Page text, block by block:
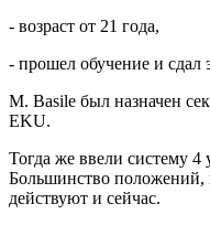
- возраст от 21 года,
- прошел обучение и сдал
М. Basile был назначен
EKU.
Тогда же ввели систему 4
Большинство
действуют и сейчас.